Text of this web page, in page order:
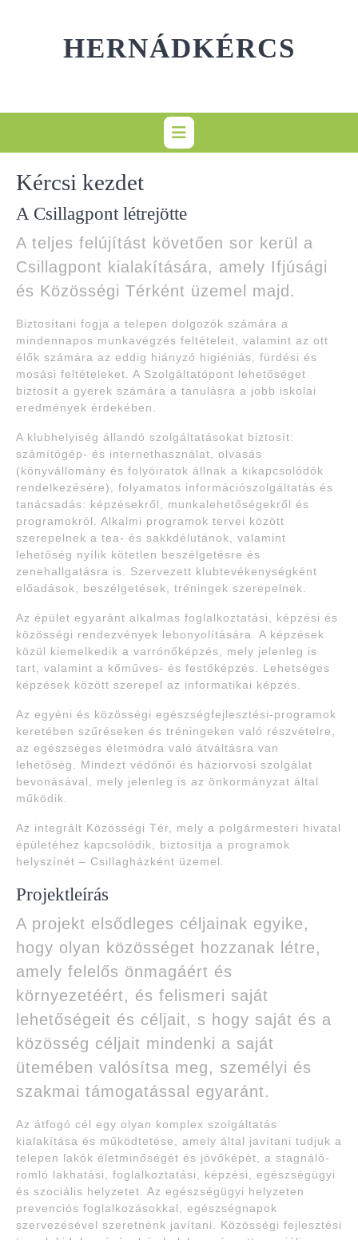
HERNÁDKÉRCS
Kércsi kezdet
A Csillagpont létrejötte
A teljes felújítást követően sor kerül a
Csillagpont kialakítására, amely Ifjúsági
és Közösségi Térként üzemel majd.
Biztosítani fogja a telepen dolgozók számára a
mindennapos munkavégzés feltételeit, valamint az ott
élők számára az eddig hiányzó higiéniás, fürdési és
mosási feltételeket. A Szolgáltatópont lehetőséget
biztosít a gyerek számára a tanulásra a jobb iskolai
eredmények érdekében.
A klubhelyiség állandó szolgáltatásokat biztosít:
számítógép- és internethasználat, olvasás
(könyvállomány és folyóiratok állnak a kikapcsolódók
rendelkezésére), folyamatos információszolgáltatás és
tanácsadás: képzésekről, munkalehetőségekről és
programokról. Alkalmi programok tervei között
szerepelnek a tea- és sakkdélutánok, valamint
lehetőség nyílik kötetlen beszélgetésre és
zenehallgatásra is. Szervezett klubtevékenységként
előadások, beszélgetések, tréningek szerepelnek.
Az épület egyaránt alkalmas foglalkoztatási, képzési és
közösségi rendezvények lebonyolítására. A képzések
közül kiemelkedik a varrónőképzés, mely jelenleg is
tart, valamint a kőműves- és festőképzés. Lehetséges
képzések között szerepel az informatikai képzés.
Az egyéni és közösségi egészségfejlesztési-programok
keretében szűréseken és tréningeken való részvételre,
az egészséges életmódra való átváltásra van
lehetőség. Mindezt védőnői és háziorvosi szolgálat
bevonásával, mely jelenleg is az önkormányzat által
működik.
Az integrált Közösségi Tér, mely a polgármesteri hivatal
épületéhez kapcsolódik, biztosítja a programok
helyszínét – Csillagházként üzemel.
Projektleírás
A projekt elsődleges céljainak egyike,
hogy olyan közösséget hozzanak létre,
amely felelős önmagáért és
környezetéért, és felismeri saját
lehetőségeit és céljait, s hogy saját és a
közösség céljait mindenki a saját
ütemében valósítsa meg, személyi és
szakmai támogatással egyaránt.
Az átfogó cél egy olyan komplex szolgáltatás
kialakítása és működtetése, amely által javítani tudjuk a
telepen lakók életminőségét és jövőképét, a stagnáló-
romló lakhatási, foglalkoztatási, képzési, egészségügyi
és szociális helyzetet. Az egészségügyi helyzeten
prevenciós foglalkozásokkal, egészségnapok
szervezésével szeretnénk javítani. Közösségi fejlesztési